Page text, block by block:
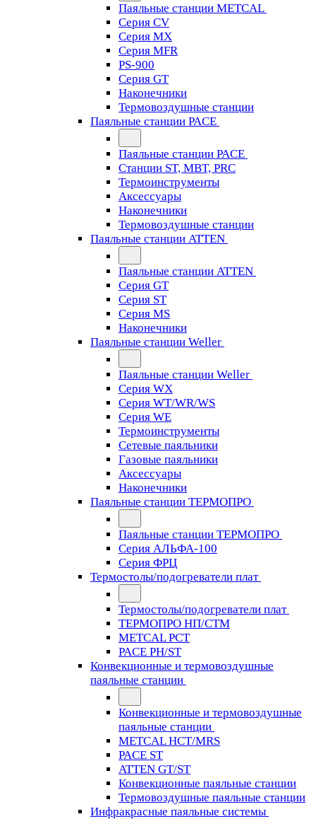
Паяльные станции METCAL
Серия CV
Серия MX
Серия MFR
PS-900
Серия GT
Наконечники
Термовоздушные станции
Паяльные станции PACE
Паяльные станции PACE
Станции ST, MBT, PRC
Термоинструменты
Аксессуары
Наконечники
Термовоздушные станции
Паяльные станции ATTEN
Паяльные станции ATTEN
Серия GT
Серия ST
Серия MS
Наконечники
Паяльные станции Weller
Паяльные станции Weller
Серия WX
Серия WT/WR/WS
Серия WE
Термоинструменты
Сетевые паяльники
Газовые паяльники
Аксессуары
Наконечники
Паяльные станции ТЕРМОПРО
Паяльные станции ТЕРМОПРО
Серия АЛЬФА-100
Серия ФРЦ
Термостолы/подогреватели плат
Термостолы/подогреватели плат
ТЕРМОПРО НП/СТМ
METCAL PCT
PACE PH/ST
Конвекционные и термовоздушные
паяльные станции
Конвекционные и термовоздушные
паяльные станции
METCAL HCT/MRS
PACE ST
ATTEN GT/ST
Конвекционные паяльные станции
Термовоздушные паяльные станции
Инфракрасные паяльные системы